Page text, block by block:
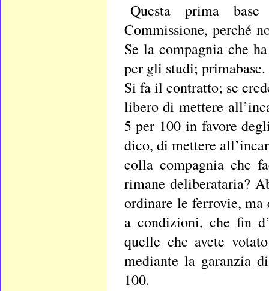
Questa prima
Commissione, perché
Se la compagnia che
per gli studi;
Si fa il contratto; se
libero di mettere
5 per 100 in favore
dico, di mettere
colla compagnia che
rimane deliberataria?
ordinare le ferrovie,
a condizioni, che fin
quelle che avete
mediante la garanzia
100.